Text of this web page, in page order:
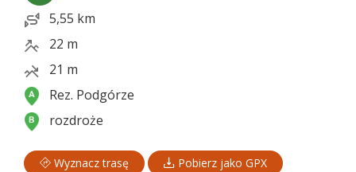
5,55 km
22 m
21 m
Rez. Podgórze
rozdroże
Wyznacz trasę
Pobierz jako GPX